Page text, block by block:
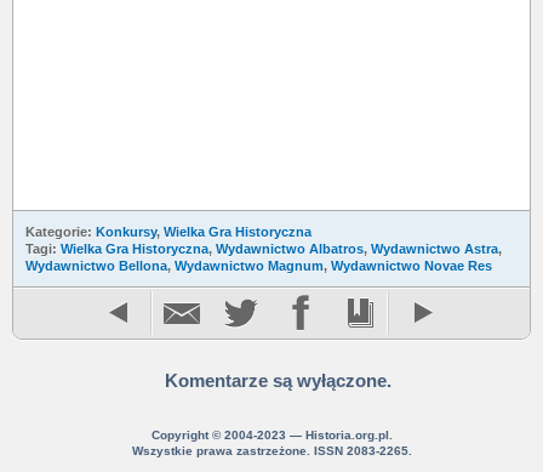
Kategorie: Konkursy, Wielka Gra Historyczna
Tagi: Wielka Gra Historyczna, Wydawnictwo Albatros, Wydawnictwo Astra,
Wydawnictwo Bellona, Wydawnictwo Magnum, Wydawnictwo Novae Res
Komentarze są wyłączone.
Copyright © 2004-2023 — Historia.org.pl.
Wszystkie prawa zastrzeżone. ISSN 2083-2265.